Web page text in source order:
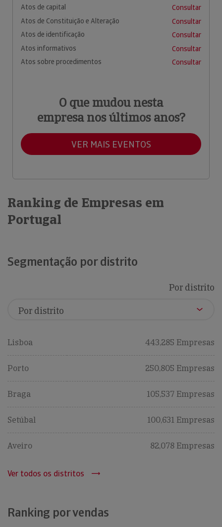
Atos de capital
Consultar
Atos de Constituição e Alteração
Consultar
Atos de identificação
Consultar
Atos informativos
Consultar
Atos sobre procedimentos
Consultar
O que mudou nesta
empresa nos últimos anos?
VER MAIS EVENTOS
Ranking de Empresas em
Portugal
Segmentação por distrito
Por distrito
Lisboa 443,285 Empresas
Porto 250,805 Empresas
Braga 105,537 Empresas
Setúbal 100,631 Empresas
Aveiro 82,078 Empresas
Ver todos os distritos
Ranking por vendas